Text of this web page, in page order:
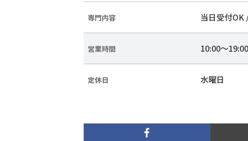
専門内容 当日受付OK
営業時間 10:00～19:00
定休日 水曜日